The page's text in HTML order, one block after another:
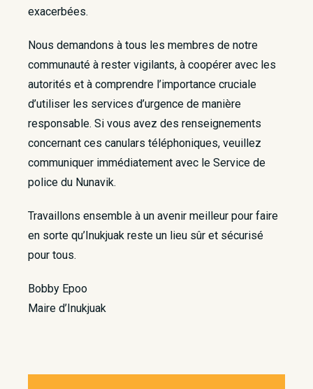
exacerbées.
Nous demandons à tous les membres de notre
communauté à rester vigilants, à coopérer avec les
autorités et à comprendre l’importance cruciale
d’utiliser les services d’urgence de manière
responsable. Si vous avez des renseignements
concernant ces canulars téléphoniques, veuillez
communiquer immédiatement avec le Service de
police du Nunavik.
Travaillons ensemble à un avenir meilleur pour faire
en sorte qu’Inukjuak reste un lieu sûr et sécurisé
pour tous.
Bobby Epoo
Maire d’Inukjuak